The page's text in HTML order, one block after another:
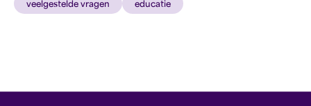
veelgestelde vragen educatie